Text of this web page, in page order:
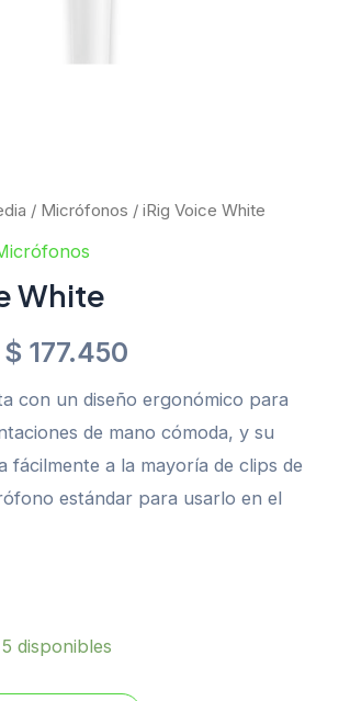
/ Micrófonos / iRig Voice White
White
$ 177.450
con un diseño ergonómico para
de mano cómoda, y su
fácilmente a la mayoría de clips de
estándar para usarlo en el
5 disponibles